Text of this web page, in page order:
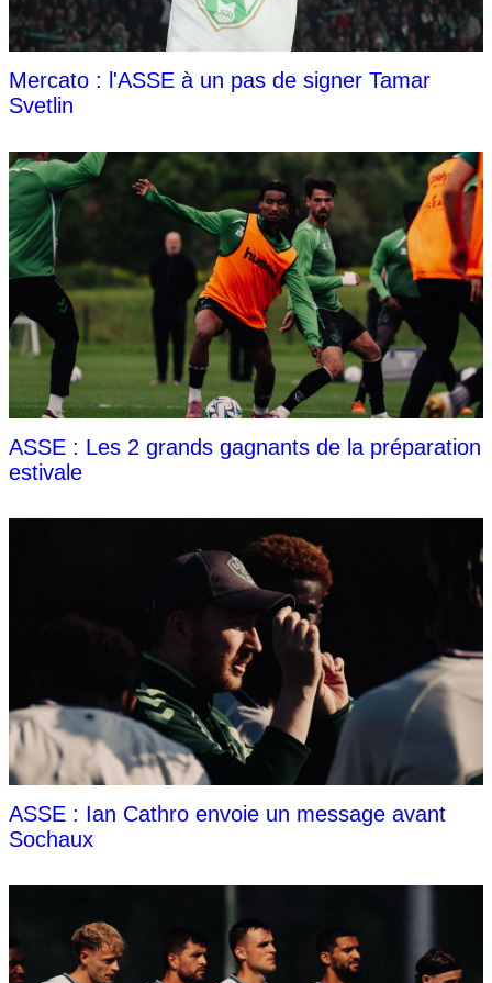
Mercato : l'ASSE à un pas de signer Tamar
Svetlin
ASSE : Les 2 grands gagnants de la préparation
estivale
ASSE : Ian Cathro envoie un message avant
Sochaux